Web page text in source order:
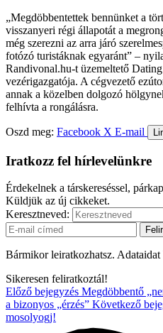
„Megdöbbentettek bennünket a
visszanyeri régi állapotát a
még szerezni az arra járó
fotózó turistáknak egyaránt” –
Randivonal.hu-t üzemeltető
vezérigazgatója. A cégvezető
annak a közelben dolgozó
felhívta a rongálásra.
Oszd meg: Facebook X E-mail
Iratkozz fel hírlevelünkre
Érdekelnek a társkereséssel,
Küldjük az új cikkeket.
Keresztneved:
Bármikor leiratkozhatsz.
Sikeresen feliratkoztál!
Előző bejegyzés Megdöbbentő
a bizonyos „érzés” Következő
mosolyogj!